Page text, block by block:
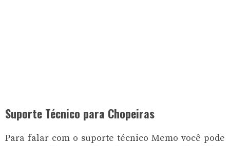
Suporte Técnico para Chopeiras
Para falar com o suporte técnico Memo você pode